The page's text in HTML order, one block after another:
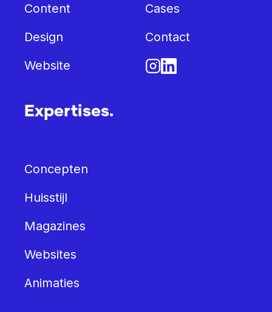
Content
Design
Website
Cases
Contact
Expertises.
Concepten
Huisstijl
Magazines
Websites
Animaties